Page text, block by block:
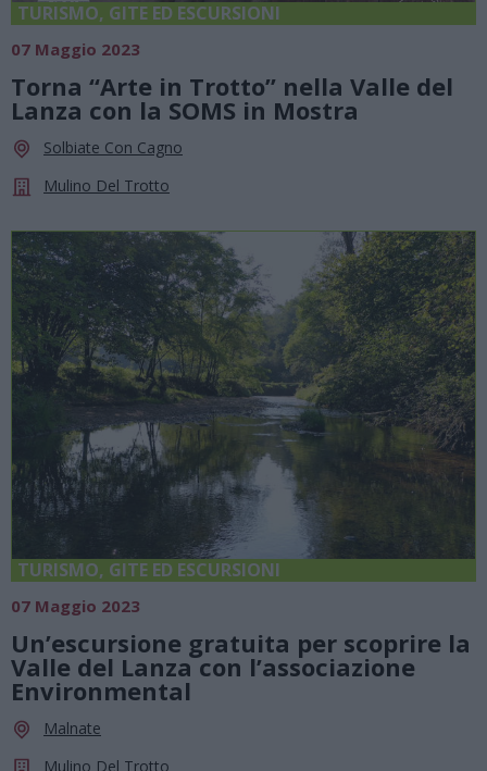
TURISMO, GITE ED ESCURSIONI
07 Maggio 2023
Torna “Arte in Trotto” nella Valle del
Lanza con la SOMS in Mostra
Solbiate Con Cagno
Mulino Del Trotto
TURISMO, GITE ED ESCURSIONI
07 Maggio 2023
Un’escursione gratuita per scoprire la
Valle del Lanza con l’associazione
Environmental
Malnate
Mulino Del Trotto